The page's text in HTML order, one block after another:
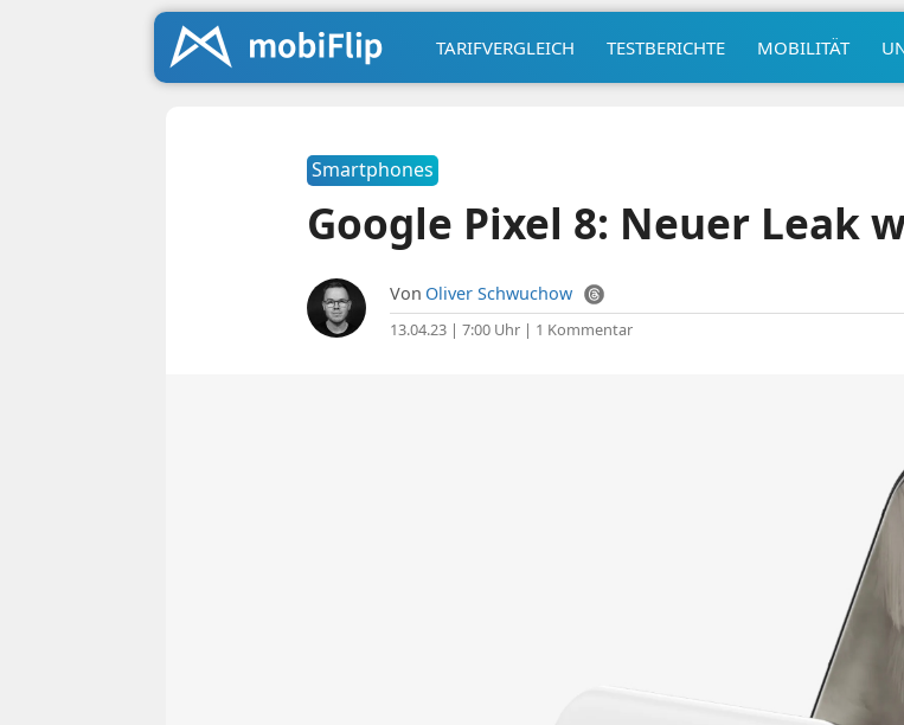
TARIFVERGLEICH TESTBERICHTE MOBILITÄT
Smartphones
Google Pixel 8: Neuer Leak
Von Oliver Schwuchow
13.04.23 | 7:00 Uhr| 1 Kommentar